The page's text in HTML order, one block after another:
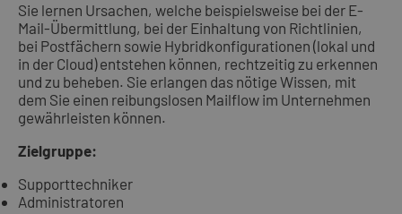
Sie lernen Ursachen, welche beispielsweise bei der E-
Mail-Übermittlung, bei der Einhaltung von Richtlinien,
bei Postfächern sowie Hybridkonfigurationen (lokal und
in der Cloud) entstehen können, rechtzeitig zu erkennen
und zu beheben. Sie erlangen das nötige Wissen, mit
dem Sie einen reibungslosen Mailflow im Unternehmen
gewährleisten können.
Zielgruppe:
Supporttechniker
Administratoren